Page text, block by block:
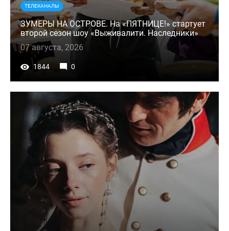
ТЕЛЕКАНАЛЫ
ЗУМЕРЫ НА ОСТРОВЕ. На «ПЯТНИЦЕ!» стартует
второй сезон шоу «Выживалити. Наследники»
07 августа, 2026
1844 0